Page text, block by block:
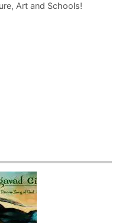
Art and Schools!